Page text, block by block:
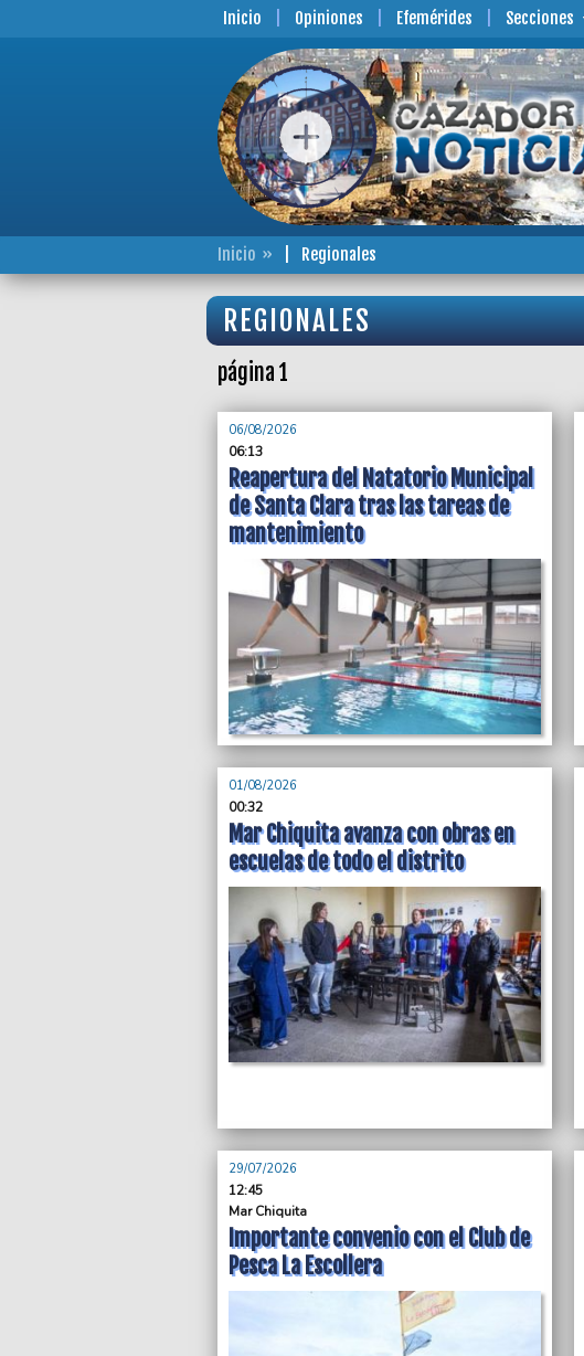
Inicio Opiniones Efemérides Secciones
Inicio Regionales
REGIONALES
página 1
06/08/2026
06:13
Reapertura del Natatorio Municipal
de Santa Clara tras las tareas de
mantenimiento
01/08/2026
00:32
Mar Chiquita avanza con obras en
escuelas de todo el distrito
29/07/2026
12:45
Mar Chiquita
Importante convenio con el Club de
Pesca La Escollera